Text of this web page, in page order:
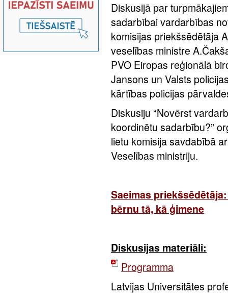
Diskusijā par
sadarbībai vardarbības
komisijas priekšsēdētāja
veselības ministre
PVO Eiropas reģionālā
Jansons un Valsts
kārtības policijas
Diskusiju “Novērst
koordinētu sadarbību?”
lietu komisija savdabībā
Veselības ministriju.
Saeimas
bērnu tā, kā ģimene
Diskusijas materiāli:
Programma
Latvijas Universitātes